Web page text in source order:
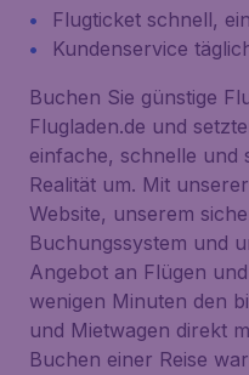
Flugticket schnell,
Kundenservice
Buchen Sie günstige
Flugladen.de und
einfache, schnelle und
Realität um. Mit
Website, unserem
Buchungssystem und
Angebot an Flügen
wenigen Minuten den
und Mietwagen direkt
Buchen einer Reise